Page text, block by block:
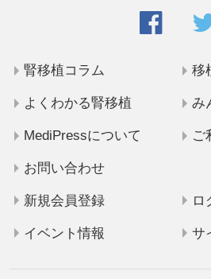
腎移植コラム 移
よくわかる腎移植 み
MediPressについて ご
お問い合わせ
新規会員登録 ロ
イベント情報 サ